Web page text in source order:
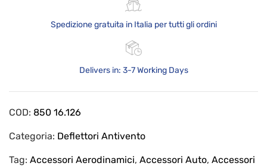
Spedizione gratuita in Italia per tutti gli ordini
Delivers in: 3-7 Working Days
COD: 850 16.126
Categoria: Deflettori Antivento
Tag: Accessori Aerodinamici, Accessori Auto, Accessori